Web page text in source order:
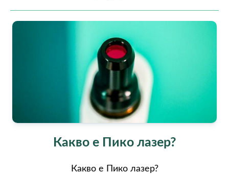
Какво е Пико лазер?
Какво е Пико лазер?